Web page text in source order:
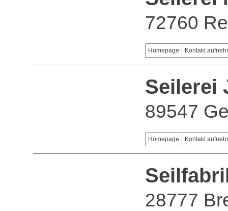
72760
Homepage Kontakt
Seilerei
89547
Homepage Kontakt
28777